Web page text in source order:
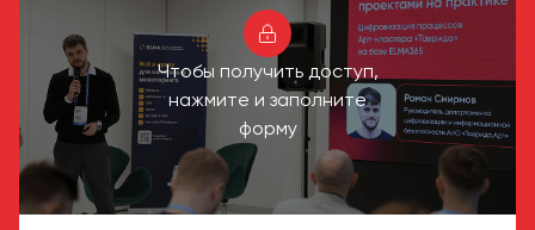
Чтобы получить доступ,
нажмите и заполните
форму